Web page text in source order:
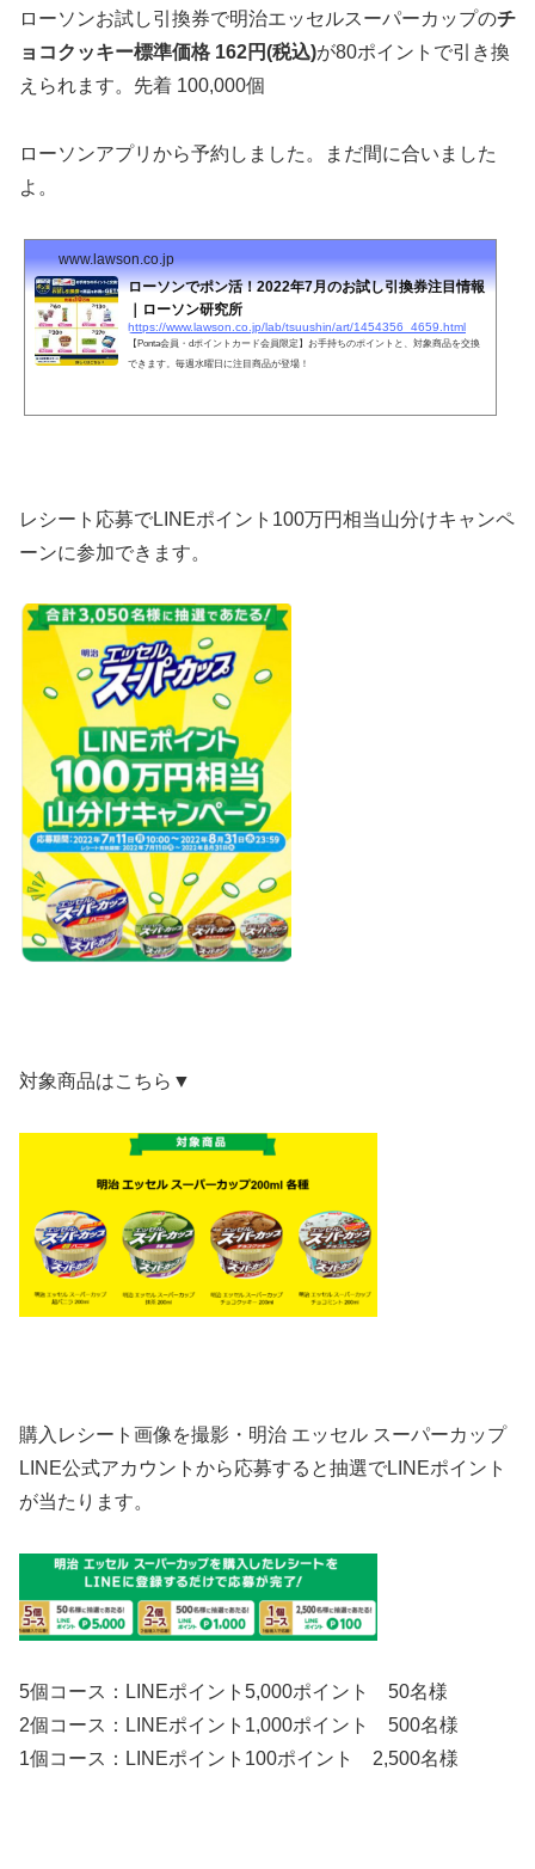
ローソンお試し引換券で明治エッセルスーパーカップのチ
ョコクッキー標準価格 162円(税込)が80ポイントで引き換
えられます。先着 100,000個
ローソンアプリから予約しました。まだ間に合いました
よ。
www.lawson.co.jp
ローソンでポン活！2022年7月のお試し引換券注目情報
｜ローソン研究所
https://www.lawson.co.jp/lab/tsuushin/art/1454356_4659.html
【Ponta会員・dポイントカード会員限定】お手持ちのポイントと、対象商品を交換
できます。毎週水曜日に注目商品が登場！
レシート応募でLINEポイント100万円相当山分けキャンペ
ーンに参加できます。
対象商品はこちら▼
購入レシート画像を撮影・明治 エッセル スーパーカップ
LINE公式アカウントから応募すると抽選でLINEポイント
が当たります。
5個コース：LINEポイント5,000ポイント 50名様
2個コース：LINEポイント1,000ポイント 500名様
1個コース：LINEポイント100ポイント 2,500名様